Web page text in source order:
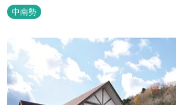
しみください。 【時間】 《 チェックイン 》 15：00～20：00の間
にお願いいたします。 《 チェックアウト 》 10：00まで 【御利用
料金】 一日一組様１棟貸し（定員５名） 一...
中南勢